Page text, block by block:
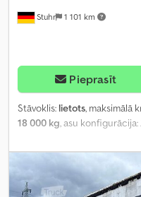
Stuhr 1 101 km
Pieprasīt
Stāvoklis: lietots, maksimālā
18 000 kg, asu konfigurācija: